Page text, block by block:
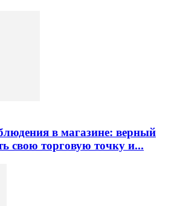
в магазине: верный
свою торговую точку и...